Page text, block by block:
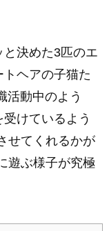
決めた3匹のエ
ヘアの子猫た
活動中のよう
けているよう
せてくれるかが
遊ぶ様子が究極